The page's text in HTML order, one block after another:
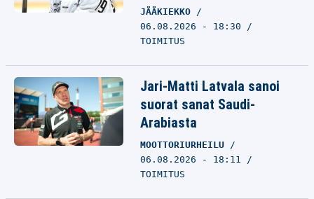
JÄÄKIEKKO
06.08.2026 - 18:30
TOIMITUS
Jari-Matti Latvala sanoi
suorat sanat Saudi-
Arabiasta
MOOTTORIURHEILU
06.08.2026 - 18:11
TOIMITUS